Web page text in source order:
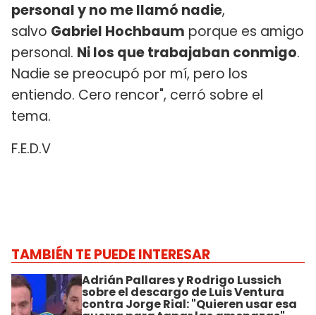
personal y no me llamó nadie,
salvo Gabriel Hochbaum porque es amigo
personal. Ni los que trabajaban conmigo.
Nadie se preocupó por mí, pero los
entiendo. Cero rencor", cerró sobre el
tema.
F.E.D.V
TAMBIÉN TE PUEDE INTERESAR
Adrián Pallares y Rodrigo Lussich
sobre el descargo de Luis Ventura
contra Jorge Rial: "Quieren usar esa